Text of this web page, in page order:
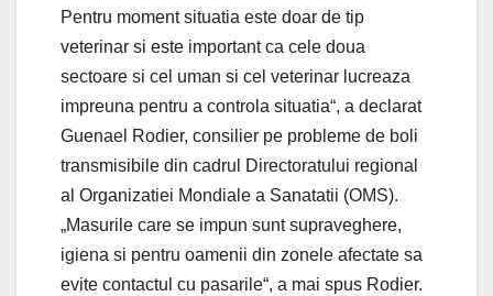
Pentru moment situatia este doar de tip
veterinar si este important ca cele doua
sectoare si cel uman si cel veterinar lucreaza
impreuna pentru a controla situatia“, a declarat
Guenael Rodier, consilier pe probleme de boli
transmisibile din cadrul Directoratului regional
al Organizatiei Mondiale a Sanatatii (OMS).
„Masurile care se impun sunt supraveghere,
igiena si pentru oamenii din zonele afectate sa
evite contactul cu pasarile“, a mai spus Rodier.